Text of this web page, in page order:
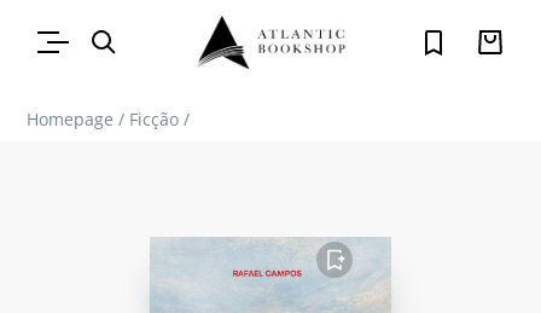
Homepage / Ficção /
FAVORITO